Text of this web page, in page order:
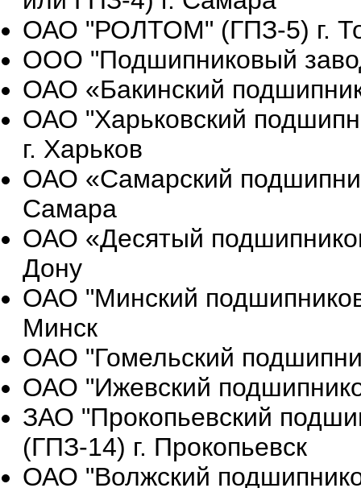
ОАО "РОЛТОМ" (ГПЗ-5) г.
ООО "Подшипниковый
ОАО «Бакинский
ОАО "Харьковский
г. Харьков
ОАО «Самарский
Самара
ОАО «Десятый
Дону
ОАО "Минский
Минск
ОАО "Гомельский
ОАО "Ижевский
ЗАО "Прокопьевский
(ГПЗ-14) г. Прокопьевск
ОАО "Волжский